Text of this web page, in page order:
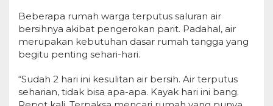
Beberapa rumah warga terputus saluran air
bersihnya akibat pengerokan parit. Padahal, air
merupakan kebutuhan dasar rumah tangga yang
begitu penting sehari-hari.
“Sudah 2 hari ini kesulitan air bersih. Air terputus
seharian, tidak bisa apa-apa. Kayak hari ini bang.